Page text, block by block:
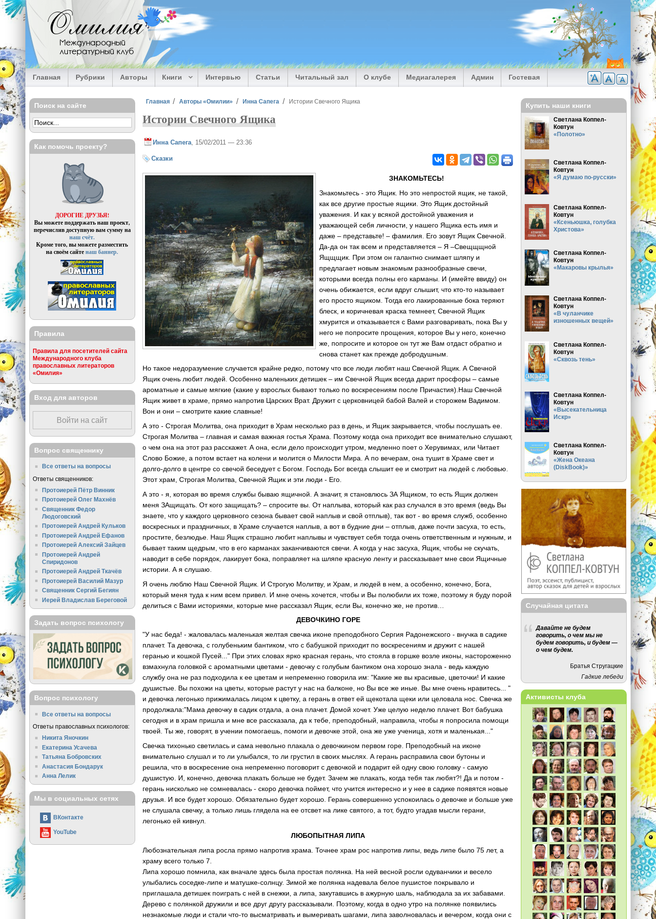
Перейти к основному содержанию
Омилия
Международный
литературный клуб
Главная Рубрики Авторы Книги Интервью Статьи Читальный зал О клубе Медиагалерея Админ Гостевая
Вы здесь
Главная Авторы «Омилии» Инна Сапега Истории Свечного Ящика
Истории Свечного Ящика
Инна Сапега , 15/02/2011 — 23:36
Сказки
ЗНАКОМЬТЕСЬ!
Знакомьтесь - это Ящик. Но это непростой ящик, не такой,
как все другие простые ящики. Это Ящик достойный
уважения. И как у всякой достойной уважения и
уважающей себя личности, у нашего Ящика есть имя и
даже – представьте! – фамилия. Его зовут Ящик Свечной.
Да-да он так всем и представляется – Я –Свещщщной
Ящщщик. При этом он галантно снимает шляпу и
предлагает новым знакомым разнообразные свечи,
которыми всегда полны его карманы. И (имейте ввиду) он
очень обижается, если вдруг слышит, что кто-то называет
его просто ящиком. Тогда его лакированные бока теряют
блеск, и коричневая краска темнеет, Свечной Ящик
хмурится и отказывается с Вами разговаривать, пока Вы у
него не попросите прощения, которое Вы у него, конечно
же, попросите и которое он тут же Вам отдаст обратно и
снова станет как прежде добродушным.
Но такое недоразумение случается крайне редко, потому что все люди любят наш Свечной Ящик. А Свечной
Ящик очень любит людей. Особенно маленьких детишек – им Свечной Ящик всегда дарит просфоры – самые
ароматные и самые мягкие (какие у взрослых бывают только по воскресениям после Причастия).Наш Свечной
Ящик живет в храме, прямо напротив Царских Врат. Дружит с церковницей бабой Валей и сторожем Вадимом.
Вон и они – смотрите какие славные!
А это - Строгая Молитва, она приходит в Храм несколько раз в день, и Ящик закрывается, чтобы послушать ее.
Строгая Молитва – главная и самая важная гостья Храма. Поэтому когда она приходит все внимательно слушают,
о чем она на этот раз расскажет. А она, если дело происходит утром, медленно поет о Херувимах, или Читает
Слово Божие, а потом встает на колени и молится о Милости Мира. А по вечерам, она тушит в Храме свет и
долго-долго в центре со свечой беседует с Богом. Господь Бог всегда слышит ее и смотрит на людей с любовью.
Этот храм, Строгая Молитва, Свечной Ящик и эти люди - Его.
А это - я, которая во время службы бываю ящичной. А значит, я становлюсь ЗА Ящиком, то есть Ящик должен
меня ЗАщищать. От кого защищать? – спросите вы. От наплыва, который как раз случался в это время (ведь Вы
знаете, что у каждого церковного сезона бывает свой наплыв и свой отплыв), так вот - во время служб, особенно
воскресных и праздничных, в Храме случается наплыв, а вот в будние дни – отплыв, даже почти засуха, то есть,
простите, безлюдье. Наш Ящик страшно любит наплывы и чувствует себя тогда очень ответственным и нужным, и
бывает таким щедрым, что в его карманах заканчиваются свечи. А когда у нас засуха, Ящик, чтобы не скучать,
наводит в себе порядок, лакирует бока, поправляет на шляпе красную ленту и рассказывает мне свои Ящичные
истории. А я слушаю.
Я очень люблю Наш Свечной Ящик. И Строгую Молитву, и Храм, и людей в нем, а особенно, конечно, Бога,
который меня туда к ним всем привел. И мне очень хочется, чтобы и Вы полюбили их тоже, поэтому я буду порой
делиться с Вами историями, которые мне рассказал Ящик, если Вы, конечно же, не против…
ДЕВОЧКИНО ГОРЕ
"У нас беда! - жаловалась маленькая желтая свечка иконе преподобного Сергия Радонежского - внучка в садике
плачет. Та девочка, с голубеньким бантиком, что с бабушкой приходит по воскресениям и дружит с нашей
геранью и кошкой Пусей..." При этих словах ярко красная герань, что стояла в горшке возле иконы, настороженно
взмахнула головкой с ароматными цветами - девочку с голубым бантиком она хорошо знала - ведь каждую
службу она не раз подходила к ее цветам и непременно говорила им: "Какие же вы красивые, цветочки! И какие
душистые. Вы похожи на цветы, которые растут у нас на балконе, но Вы все же иные. Вы мне очень нравитесь... "
и девочка легонько прижималась лицом к цветку, а герань в ответ ей щекотала щеки или целовала нос. Свечка же
продолжала:"Мама девочку в садик отдала, а она плачет. Домой хочет. Уже целую неделю плачет. Вот бабушка
сегодня и в храм пришла и мне все рассказала, да к тебе, преподобный, направила, чтобы я попросила помощи
твоей. Ты же, говорят, в учении помогаешь, помоги и девочке этой, она же уже ученица, хотя и маленькая..."
Свечка тихонько светилась и сама невольно плакала о девочкином первом горе. Преподобный на иконе
внимательно слушал и то ли улыбался, то ли грустил в своих мыслях. А герань расправила свои бутоны и
решила, что в воскресение она непременно поговорит с девочкой и подарит ей одну свою головку - самую
душистую. И, конечно, девочка плакать больше не будет. Зачем же плакать, когда тебя так любят?! Да и потом -
герань нисколько не сомневалась - скоро девочка поймет, что учится интересно и у нее в садике появятся новые
друзья. И все будет хорошо. Обязательно будет хорошо. Герань совершенно успокоилась о девочке и больше уже
не слушала свечку, а только лишь глядела на ее отсвет на лике святого, а тот, будто угадав мысли герани,
легонько ей кивнул.
ЛЮБОПЫТНАЯ ЛИПА
Любознательная липа росла прямо напротив храма. Точнее храм рос напротив липы, ведь липе было 75 лет, а
храму всего только 7.
Липа хорошо помнила, как вначале здесь была простая полянка. На ней весной росли одуванчики и весело
улыбались соседке-липе и матушке-солнцу. Зимой же полянка надевала белое пушистое покрывало и
приглашала детишек поиграть с ней в снежки, а липа, закутавшись в ажурную шаль, наблюдала за их забавами.
Дерево с полянкой дружили и все друг другу рассказывали. Поэтому, когда в одно утро на полянке появились
незнакомые люди и стали что-то высматривать и вымеривать шагами, липа заволновалась и вечером, когда они с
Поиск на сайте
Как помочь проекту?
ДОРОГИЕ ДРУЗЬЯ!
Вы можете поддержать наш проект,
перечислив доступную вам сумму на
наш счёт.
Кроме того, вы можете разместить
на своём сайтенаш баннер.
Правила
Правила для посетителей сайта
Международного клуба
православных литераторов
«Омилия»
Вход для авторов
Войти на сайт
Вопрос священнику
Все ответы на вопросы
Ответы священников:
Протоиерей Пётр Винник
Протоиерей Олег Махнёв
Священник Федор
Людоговский
Протоиерей Андрей Кульков
Протоиерей Андрей Ефанов
Протоиерей Алексий Зайцев
Протоиерей Андрей
Спиридонов
Протоиерей Андрей Ткачёв
Протоиерей Василий Мазур
Священник Сергий Бегиян
Иерей Владислав Береговой
Задать вопрос психологу
Вопрос психологу
Все ответы на вопросы
Ответы православных психологов:
Никита Яночкин
Екатерина Усачева
Татьяна Бобровских
Анастасия Бондарук
Анна Лелик
Мы в социальных сетях
ВКонтакте
YouTube
Купить наши книги
Светлана Коппел-
Ковтун
«Полотно»
Светлана Коппел-
Ковтун
«Я думаю по-русски»
Светлана Коппел-
Ковтун
«Ксеньюшка, голубка
Христова»
Светлана Коппел-
Ковтун
«Макаровы крылья»
Светлана Коппел-
Ковтун
«В чуланчике
изношенных вещей»
Светлана Коппел-
Ковтун
«Сквозь тень»
Светлана Коппел-
Ковтун
«Высекательница
Искр»
Светлана Коппел-
Ковтун
«Жена Океана
(DiskBook)»
Случайная цитата
Давайте не будем
говорить, о чем мы не
будем говорить, и будем —
о чем будем.
Братья Стругацкие
Гадкие лебеди
Активисты клуба